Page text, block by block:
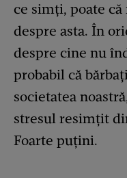
ce simți, poate
despre asta. În
despre cine nu
probabil că
societatea
stresul resimțit
Foarte puțini.